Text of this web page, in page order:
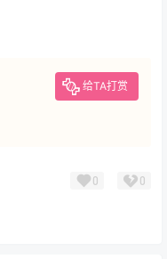
给TA打赏
0 0